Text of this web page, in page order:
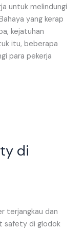
untuk melindungi
yang kerap
kejatuhan
itu, beberapa
para pekerja
di
terjangkau dan
safety di glodok